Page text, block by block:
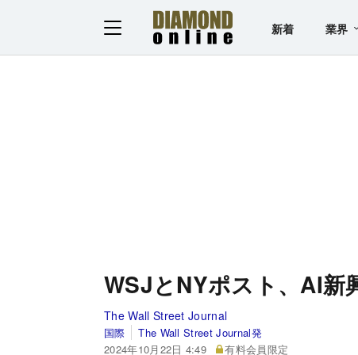
新着 業界
WSJとNYポスト、AI新
The Wall Street Journal
国際
The Wall Street Journal発
2024年10月22日 4:49
有料会員限定